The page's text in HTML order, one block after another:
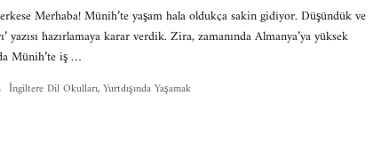
Merhaba! Münih’te yaşam hala oldukça sakin gidiyor. Düşündük ve
yazısı hazırlamaya karar verdik. Zira, zamanında Almanya’ya yüksek
Münih’te iş …
İngiltere Dil Okulları,Yurtdışında Yaşamak